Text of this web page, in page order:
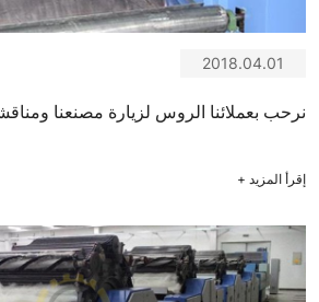
2018.04.01
نرحب بعملائنا الروس لزيارة مصنعنا
إقرأ المزيد +